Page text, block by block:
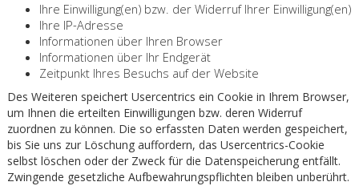
Ihre Einwilligung(en) bzw. der Widerruf Ihrer Einwilligung(en)
Ihre IP-Adresse
Informationen über Ihren Browser
Informationen über Ihr Endgerät
Zeitpunkt Ihres Besuchs auf der Website
Des Weiteren speichert Usercentrics ein Cookie in Ihrem Browser,
um Ihnen die erteilten Einwilligungen bzw. deren Widerruf
zuordnen zu können. Die so erfassten Daten werden gespeichert,
bis Sie uns zur Löschung auffordern, das Usercentrics-Cookie
selbst löschen oder der Zweck für die Datenspeicherung entfällt.
Zwingende gesetzliche Aufbewahrungspflichten bleiben unberührt.